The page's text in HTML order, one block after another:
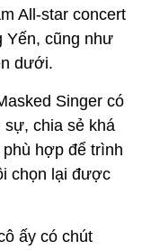
All-star concert
Yến, cũng như
dưới.
Singer có
sự, chia sẻ khá
hợp để trình
chọn lại được
ấy có chút